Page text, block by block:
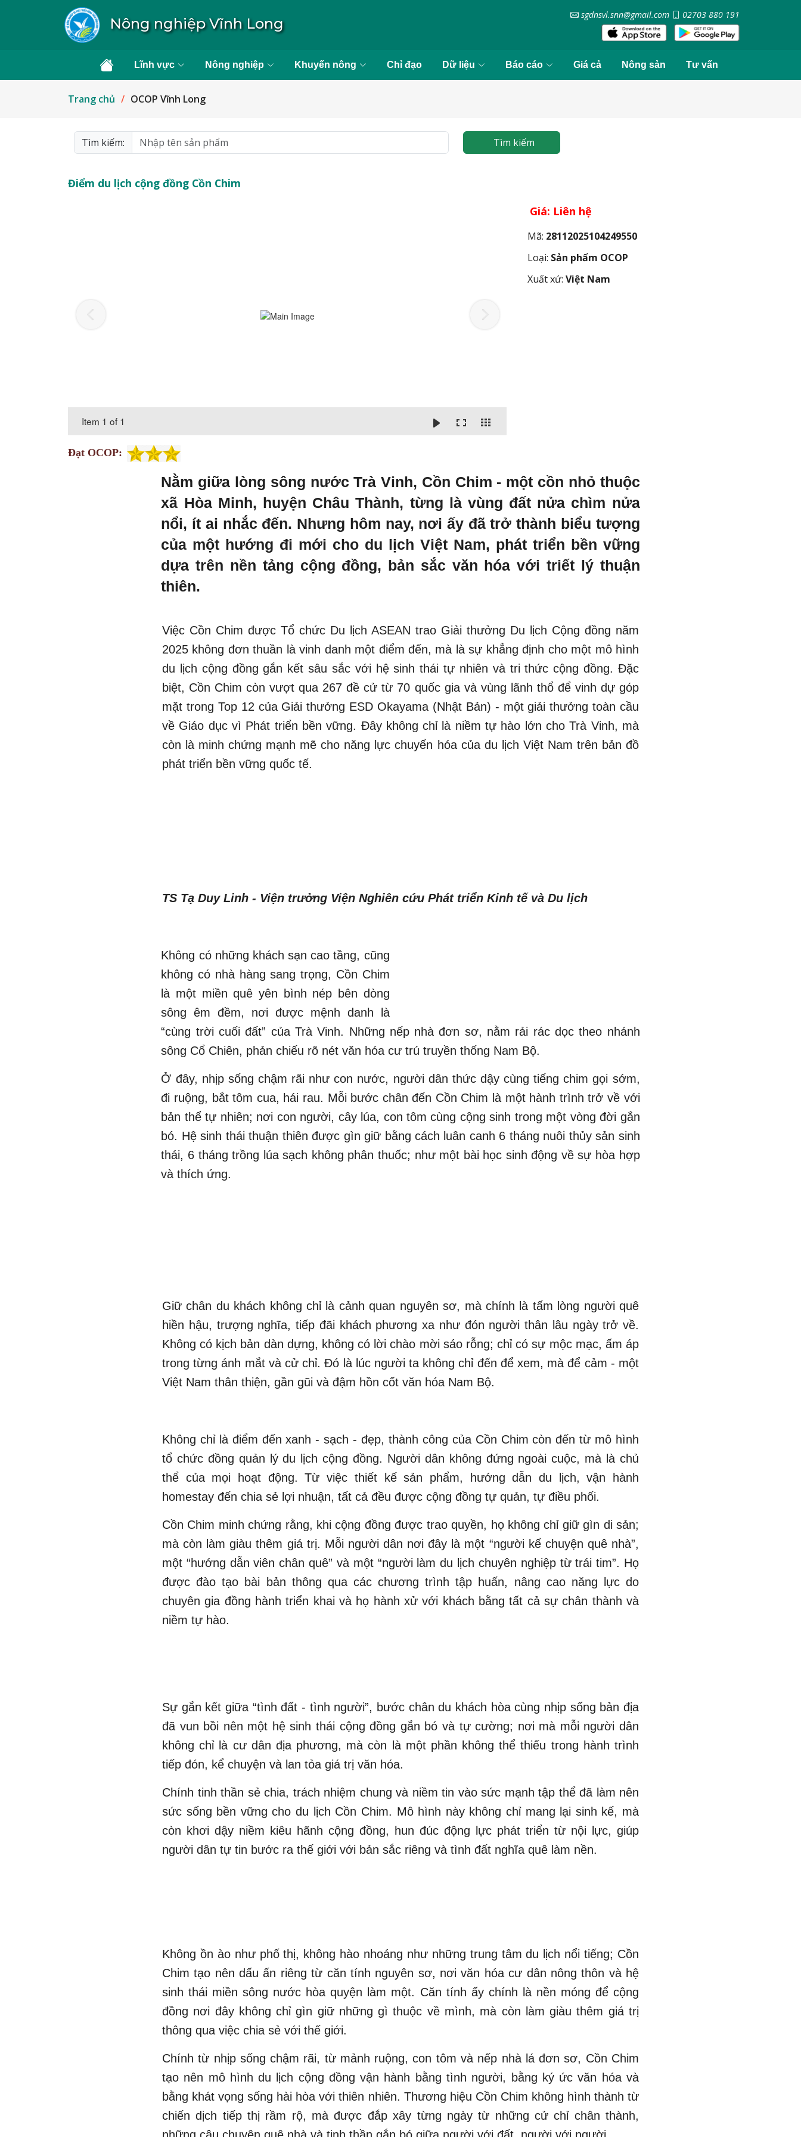
Nông nghiệp Vĩnh Long
sgdnsvl.snn@gmail.com 02703 880 191
Lĩnh vực Nông nghiệp Khuyến nông Chỉ đạo Dữ liệu Báo cáo Giá cả Nông sản Tư vấn
Trang chủ OCOP Vĩnh Long
Tìm kiếm: Tìm kiếm
Điểm du lịch cộng đồng Cồn Chim
Item 1 of 1
Giá: Liên hệ
Mã: 28112025104249550
Loại: Sản phẩm OCOP
Xuất xứ: Việt Nam
Đạt OCOP:
Nằm giữa lòng sông nước Trà Vinh, Cồn Chim - một cồn nhỏ thuộc
xã Hòa Minh, huyện Châu Thành, từng là vùng đất nửa chìm nửa
nổi, ít ai nhắc đến. Nhưng hôm nay, nơi ấy đã trở thành biểu tượng
của một hướng đi mới cho du lịch Việt Nam, phát triển bền vững
dựa trên nền tảng cộng đồng, bản sắc văn hóa với triết lý thuận
thiên.
Việc Cồn Chim được Tổ chức Du lịch ASEAN trao Giải thưởng Du lịch Cộng đồng năm
2025 không đơn thuần là vinh danh một điểm đến, mà là sự khẳng định cho một mô hình
du lịch cộng đồng gắn kết sâu sắc với hệ sinh thái tự nhiên và tri thức cộng đồng. Đặc
biệt, Cồn Chim còn vượt qua 267 đề cử từ 70 quốc gia và vùng lãnh thổ để vinh dự góp
mặt trong Top 12 của Giải thưởng ESD Okayama (Nhật Bản) - một giải thưởng toàn cầu
về Giáo dục vì Phát triển bền vững. Đây không chỉ là niềm tự hào lớn cho Trà Vinh, mà
còn là minh chứng mạnh mẽ cho năng lực chuyển hóa của du lịch Việt Nam trên bản đồ
phát triển bền vững quốc tế.
TS Tạ Duy Linh - Viện trưởng Viện Nghiên cứu Phát triển Kinh tế và Du lịch
Không có những khách sạn cao tầng, cũng
không có nhà hàng sang trọng, Cồn Chim
là một miền quê yên bình nép bên dòng
sông êm đềm, nơi được mệnh danh là
“cùng trời cuối đất” của Trà Vinh. Những nếp nhà đơn sơ, nằm rải rác dọc theo nhánh
sông Cổ Chiên, phản chiếu rõ nét văn hóa cư trú truyền thống Nam Bộ.
Ở đây, nhịp sống chậm rãi như con nước, người dân thức dậy cùng tiếng chim gọi sớm,
đi ruộng, bắt tôm cua, hái rau. Mỗi bước chân đến Cồn Chim là một hành trình trở về với
bản thể tự nhiên; nơi con người, cây lúa, con tôm cùng cộng sinh trong một vòng đời gắn
bó. Hệ sinh thái thuận thiên được gìn giữ bằng cách luân canh 6 tháng nuôi thủy sản sinh
thái, 6 tháng trồng lúa sạch không phân thuốc; như một bài học sinh động về sự hòa hợp
và thích ứng.
Giữ chân du khách không chỉ là cảnh quan nguyên sơ, mà chính là tấm lòng người quê
hiền hậu, trượng nghĩa, tiếp đãi khách phương xa như đón người thân lâu ngày trở về.
Không có kịch bản dàn dựng, không có lời chào mời sáo rỗng; chỉ có sự mộc mạc, ấm áp
trong từng ánh mắt và cử chỉ. Đó là lúc người ta không chỉ đến để xem, mà để cảm - một
Việt Nam thân thiện, gần gũi và đậm hồn cốt văn hóa Nam Bộ.
Không chỉ là điểm đến xanh - sạch - đẹp, thành công của Cồn Chim còn đến từ mô hình
tổ chức đồng quản lý du lịch cộng đồng. Người dân không đứng ngoài cuộc, mà là chủ
thể của mọi hoạt động. Từ việc thiết kế sản phẩm, hướng dẫn du lịch, vận hành
homestay đến chia sẻ lợi nhuận, tất cả đều được cộng đồng tự quản, tự điều phối.
Cồn Chim minh chứng rằng, khi cộng đồng được trao quyền, họ không chỉ giữ gìn di sản;
mà còn làm giàu thêm giá trị. Mỗi người dân nơi đây là một “người kể chuyện quê nhà”,
một “hướng dẫn viên chân quê” và một “người làm du lịch chuyên nghiệp từ trái tim”. Họ
được đào tạo bài bản thông qua các chương trình tập huấn, nâng cao năng lực do
chuyên gia đồng hành triển khai và họ hành xử với khách bằng tất cả sự chân thành và
niềm tự hào.
Sự gắn kết giữa “tình đất - tình người”, bước chân du khách hòa cùng nhịp sống bản địa
đã vun bồi nên một hệ sinh thái cộng đồng gắn bó và tự cường; nơi mà mỗi người dân
không chỉ là cư dân địa phương, mà còn là một phần không thể thiếu trong hành trình
tiếp đón, kể chuyện và lan tỏa giá trị văn hóa.
Chính tinh thần sẻ chia, trách nhiệm chung và niềm tin vào sức mạnh tập thể đã làm nên
sức sống bền vững cho du lịch Cồn Chim. Mô hình này không chỉ mang lại sinh kế, mà
còn khơi dậy niềm kiêu hãnh cộng đồng, hun đúc động lực phát triển từ nội lực, giúp
người dân tự tin bước ra thế giới với bản sắc riêng và tình đất nghĩa quê làm nền.
Không ồn ào như phố thị, không hào nhoáng như những trung tâm du lịch nổi tiếng; Cồn
Chim tạo nên dấu ấn riêng từ căn tính nguyên sơ, nơi văn hóa cư dân nông thôn và hệ
sinh thái miền sông nước hòa quyện làm một. Căn tính ấy chính là nền móng để cộng
đồng nơi đây không chỉ gìn giữ những gì thuộc về mình, mà còn làm giàu thêm giá trị
thông qua việc chia sẻ với thế giới.
Chính từ nhịp sống chậm rãi, từ mảnh ruộng, con tôm và nếp nhà lá đơn sơ, Cồn Chim
tạo nên mô hình du lịch cộng đồng vận hành bằng tình người, bằng ký ức văn hóa và
bằng khát vọng sống hài hòa với thiên nhiên. Thương hiệu Cồn Chim không hình thành từ
chiến dịch tiếp thị rầm rộ, mà được đắp xây từng ngày từ những cử chỉ chân thành,